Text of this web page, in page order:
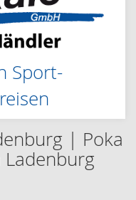
Sport-
| Poka